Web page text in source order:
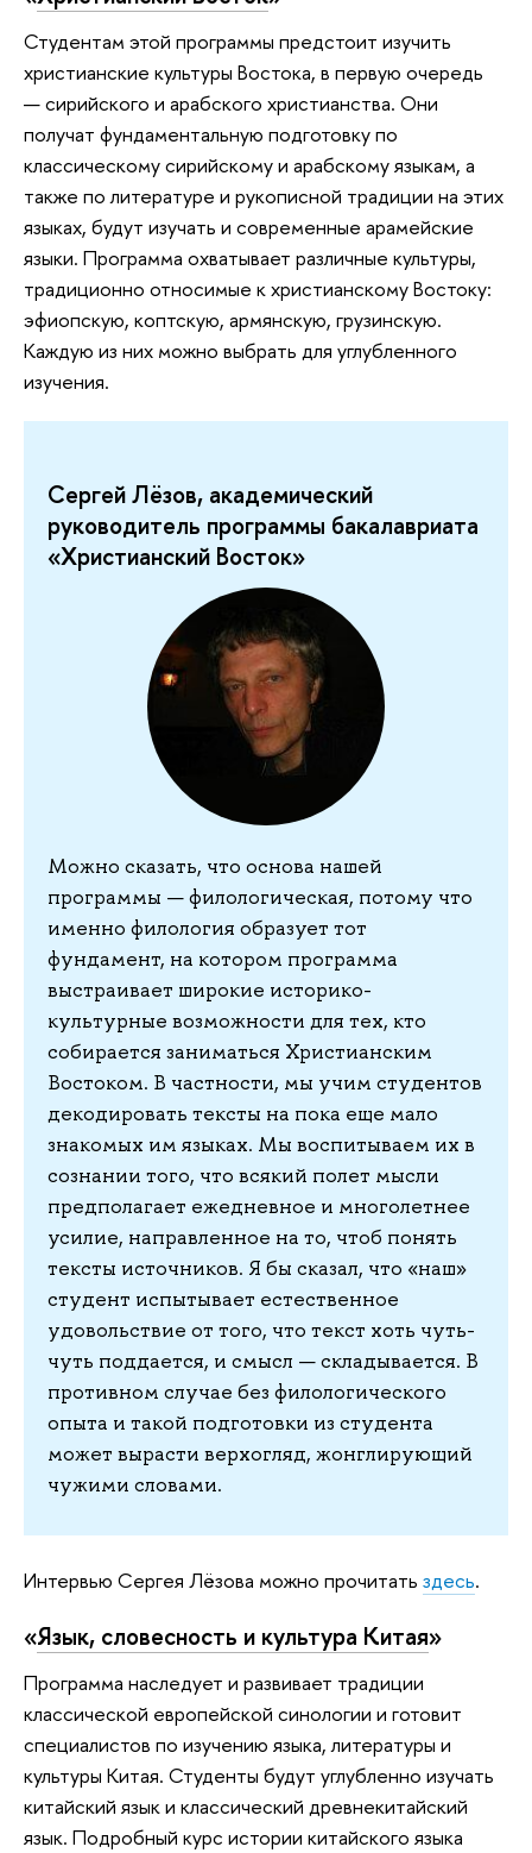
Студентам этой программы предстоит изучить
христианские культуры Востока, в первую очередь
— сирийского и арабского христианства. Они
получат фундаментальную подготовку по
классическому сирийскому и арабскому языкам, а
также по литературе и рукописной традиции на этих
языках, будут изучать и современные арамейские
языки. Программа охватывает различные культуры,
традиционно относимые к христианскому Востоку:
эфиопскую, коптскую, армянскую, грузинскую.
Каждую из них можно выбрать для углубленного
изучения.
Сергей Лёзов, академический
руководитель программы бакалавриата
«Христианский Восток»
Можно сказать, что основа нашей
программы — филологическая, потому что
именно филология образует тот
фундамент, на котором программа
выстраивает широкие историко-
культурные возможности для тех, кто
собирается заниматься Христианским
Востоком. В частности, мы учим студентов
декодировать тексты на пока еще мало
знакомых им языках. Мы воспитываем их в
сознании того, что всякий полет мысли
предполагает ежедневное и многолетнее
усилие, направленное на то, чтоб понять
тексты источников. Я бы сказал, что «наш»
студент испытывает естественное
удовольствие от того, что текст хоть чуть-
чуть поддается, и смысл — складывается. В
противном случае без филологического
опыта и такой подготовки из студента
может вырасти верхогляд, жонглирующий
чужими словами.
Интервью Сергея Лёзова можно прочитать здесь.
«Язык, словесность и культура Китая»
Программа наследует и развивает традиции
классической европейской синологии и готовит
специалистов по изучению языка, литературы и
культуры Китая. Студенты будут углубленно изучать
китайский язык и классический древнекитайский
язык. Подробный курс истории китайского языка